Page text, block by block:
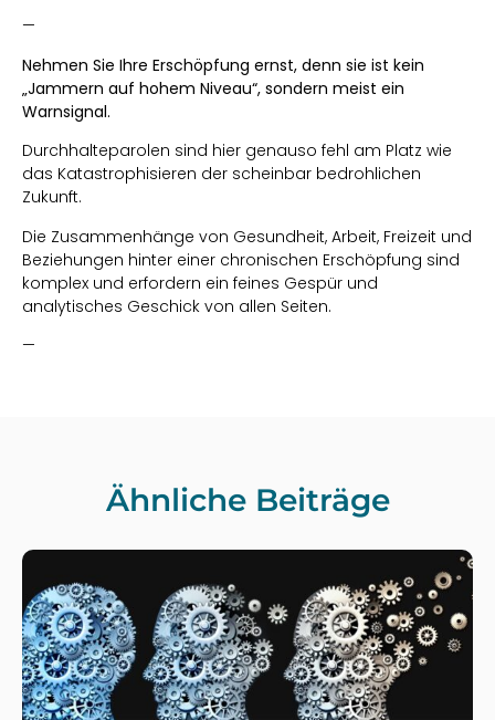
—
Nehmen Sie Ihre Erschöpfung ernst, denn sie ist kein
„Jammern auf hohem Niveau“, sondern meist ein
Warnsignal.
Durchhalteparolen sind hier genauso fehl am Platz wie
das Katastrophisieren der scheinbar bedrohlichen
Zukunft.
Die Zusammenhänge von Gesundheit, Arbeit, Freizeit und
Beziehungen hinter einer chronischen Erschöpfung sind
komplex und erfordern ein feines Gespür und
analytisches Geschick von allen Seiten.
—
Ähnliche Beiträge